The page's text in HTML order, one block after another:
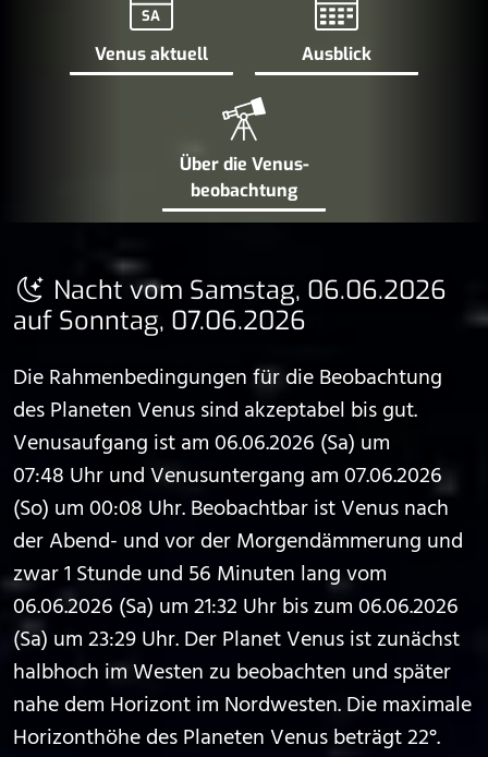
SA
Venus aktuell Ausblick
Über die Venus­
beobachtung
Nacht vom Samstag, 06.06.2026
auf Sonntag, 07.06.2026
Die Rahmenbedingungen für die Beobachtung
des Planeten Venus sind akzeptabel bis gut.
Venusaufgang ist am 06.06.2026 (Sa) um
07:48 Uhr und Venusuntergang am 07.06.2026
(So) um 00:08 Uhr. Beobachtbar ist Venus nach
der Abend- und vor der Morgendämmerung und
zwar 1 Stunde und 56 Minuten lang vom
06.06.2026 (Sa) um 21:32 Uhr bis zum 06.06.2026
(Sa) um 23:29 Uhr. Der Planet Venus ist zunächst
halbhoch im Westen zu beobachten und später
nahe dem Horizont im Nordwesten. Die maximale
Horizonthöhe des Planeten Venus beträgt 22°.